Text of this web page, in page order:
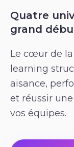
Quatre
grand
Le cœur de
learning
aisance,
et réussir
vos équipes.